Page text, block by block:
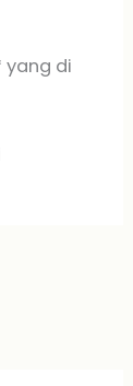
yang di